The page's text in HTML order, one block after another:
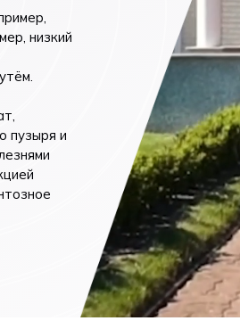
по
записи)
низкий
пузыря и